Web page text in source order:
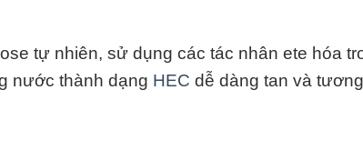
tự nhiên, sử dụng các tác nhân ete hóa
nước thành dạng HEC dễ dàng tan và